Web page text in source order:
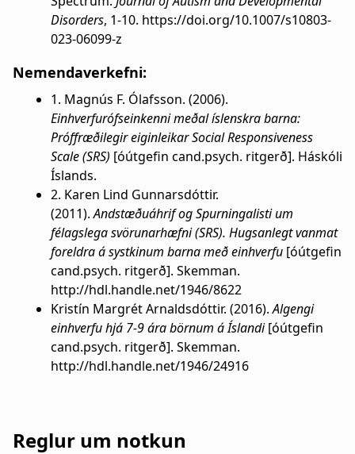
Disorders, 1-10. https://doi.org/10.1007/s10803-
023-06099-z
Nemendaverkefni:
1. Magnús F. Ólafsson. (2006).
Einhverfurófseinkenni meðal íslenskra barna:
Próffræðilegir eiginleikar Social Responsiveness
Scale (SRS) [óútgefin cand.psych. ritgerð]. Háskóli
Íslands.
2. Karen Lind Gunnarsdóttir.
(2011).Andstæðuáhrif og Spurningalisti um
félagslega svörunarhæfni (SRS). Hugsanlegt vanmat
foreldra á systkinum barna með einhverfu [óútgefin
cand.psych. ritgerð]. Skemman.
http://hdl.handle.net/1946/8622
Kristín Margrét Arnaldsdóttir. (2016).Algengi
einhverfu hjá 7-9 ára börnum á Íslandi[óútgefin
cand.psych. ritgerð]. Skemman.
http://hdl.handle.net/1946/24916
Reglur um notkun